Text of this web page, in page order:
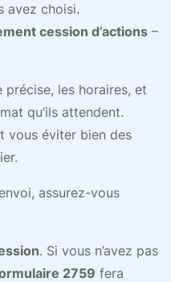
avez choisi.
cession d’actions –
précise, les horaires, et
qu’ils attendent.
vous éviter bien des
assurez-vous
. Si vous n’avez pas
2759 fera